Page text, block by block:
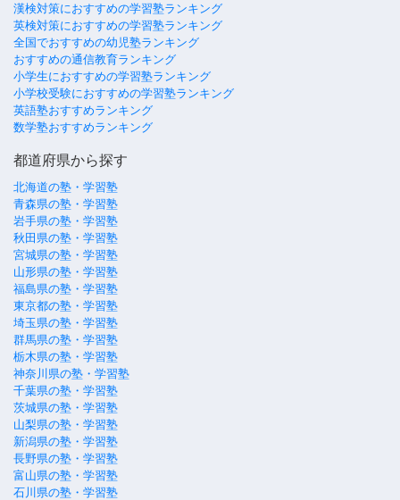
漢検対策におすすめの学習塾ランキング
英検対策におすすめの学習塾ランキング
全国でおすすめの幼児塾ランキング
おすすめの通信教育ランキング
小学生におすすめの学習塾ランキング
小学校受験におすすめの学習塾ランキング
英語塾おすすめランキング
数学塾おすすめランキング
都道府県から探す
北海道の塾・学習塾
青森県の塾・学習塾
岩手県の塾・学習塾
秋田県の塾・学習塾
宮城県の塾・学習塾
山形県の塾・学習塾
福島県の塾・学習塾
東京都の塾・学習塾
埼玉県の塾・学習塾
群馬県の塾・学習塾
栃木県の塾・学習塾
神奈川県の塾・学習塾
千葉県の塾・学習塾
茨城県の塾・学習塾
山梨県の塾・学習塾
新潟県の塾・学習塾
長野県の塾・学習塾
富山県の塾・学習塾
石川県の塾・学習塾